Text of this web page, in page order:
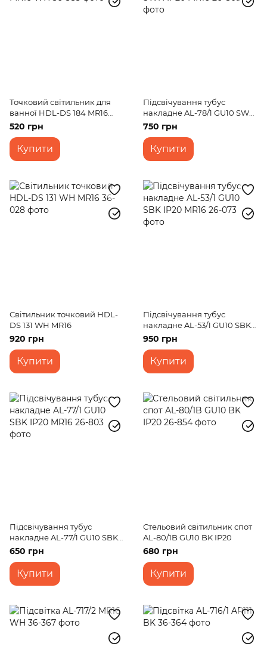
Точковий світильник для
ванної HDL-DS 184 MR16
WH
520 грн
Купити
Підсвічування тубус
накладне AL-78/1 GU10 SWH
IP20 MR16
750 грн
Купити
Світильник точковий HDL-
DS 131 WH MR16
920 грн
Купити
Підсвічування тубус
накладне AL-53/1 GU10 SBK
IP20 MR16
950 грн
Купити
Підсвічування тубус
накладне AL-77/1 GU10 SBK
IP20 MR16
650 грн
Купити
Стельовий світильник спот
AL-80/1B GU10 BK ІР20
680 грн
Купити